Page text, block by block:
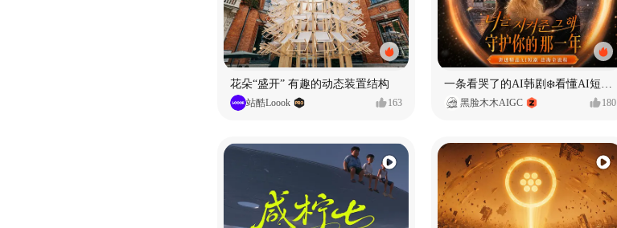
花朵“盛开” 有趣的动态装置结构
站酷Loook 163
一条看哭了的AI韩剧❄️看懂AI短剧出海全流程
黑脸木木AIGC 180